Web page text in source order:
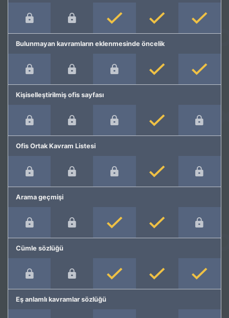
Bulunmayan kavramların eklenmesinde öncelik
Kişiselleştirilmiş ofis sayfası
Ofis Ortak Kavram Listesi
Arama geçmişi
Cümle sözlüğü
Eş anlamlı kavramlar sözlüğü